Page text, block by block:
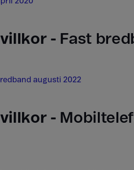
- Fast
augusti 2022
-